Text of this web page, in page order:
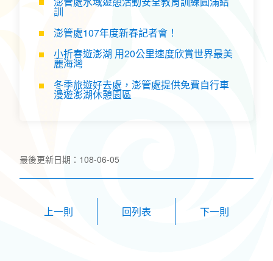
訓
澎管處107年度新春記者會！
小折春遊澎湖 用20公里速度欣賞世界最美
麗海灣
冬季旅遊好去處，澎管處提供免費自行車
漫遊澎湖休憩園區
最後更新日期：108-06-05
上一則 下一則